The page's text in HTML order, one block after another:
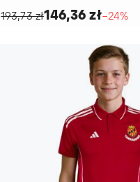
193,73 zł146,36 zł−24%